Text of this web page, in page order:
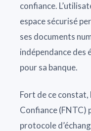
confiance.
espace sécurisé
ses documents
indépendance des
pour sa banque.
Fort de ce
Confiance (FNTC)
protocole